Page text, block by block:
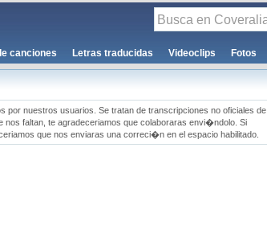
canciones Letras traducidas Videoclips Fotos
por nuestros usuarios. Se tratan de transcripciones no oficiales de
faltan, te agradeceriamos que colaboraras envi�ndolo. Si
que nos enviaras una correci�n en el espacio habilitado.